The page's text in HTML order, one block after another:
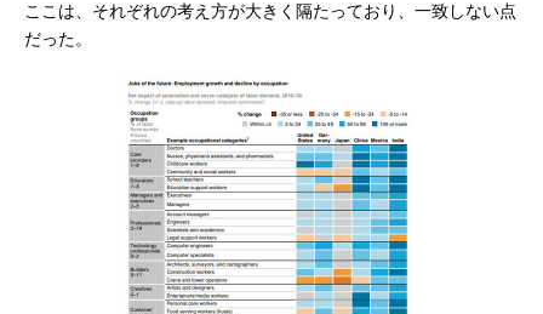
ここは、それぞれの考え方が大きく隔たっており、一致しない点
だった。